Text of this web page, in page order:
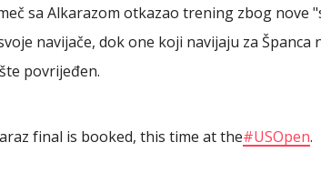
sa Alkarazom otkazao trening zbog nove
navijače, dok one koji navijaju za Španca
povrijeđen.
final is booked, this time at the#USOpen.